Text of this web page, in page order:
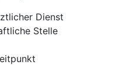
Dienst
Stelle